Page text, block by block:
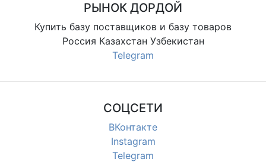
РЫНОК ДОРДОЙ
Купить базу поставщиков и базу товаров
Россия Казахстан Узбекистан
Telegram
СОЦСЕТИ
ВКонтакте
Instagram
Telegram